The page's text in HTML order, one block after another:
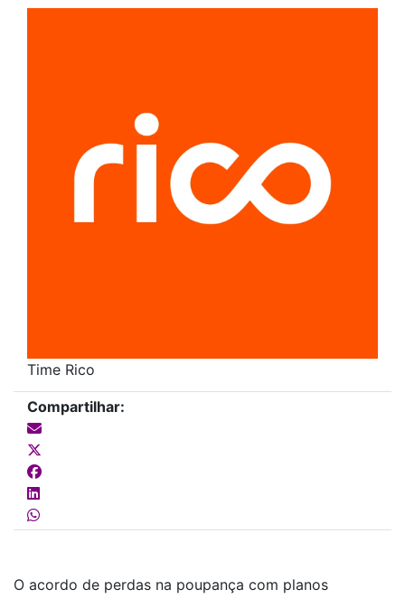
Time Rico
Compartilhar:
O acordo de perdas na poupança com planos